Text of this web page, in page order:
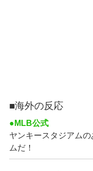
■海外の反応
●MLB公式
ヤンキースタジアム
ムだ！